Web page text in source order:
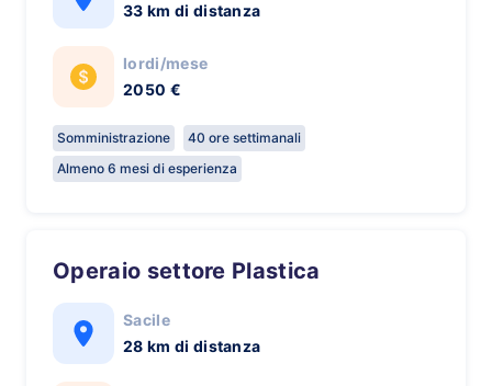
33 km di distanza
lordi/mese
2050 €
Somministrazione
40 ore settimanali
Almeno 6 mesi di esperienza
Operaio settore Plastica
Sacile
28 km di distanza